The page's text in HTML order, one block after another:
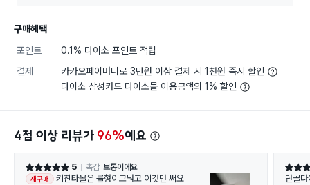
구매혜택
포인트
0.1% 다이소 포인트 적립
결제
카카오페이머니로 3만원 이상 결제 시 1천원 즉시 할인
다이소 삼성카드 다이소몰 이용금액의 1% 할인
4점 이상 리뷰가 96%예요
별점 5점 5 촉감 보통이에요
재구매
키친타올은 롤형이고뭐고 이것만 써요
별점 5
단골